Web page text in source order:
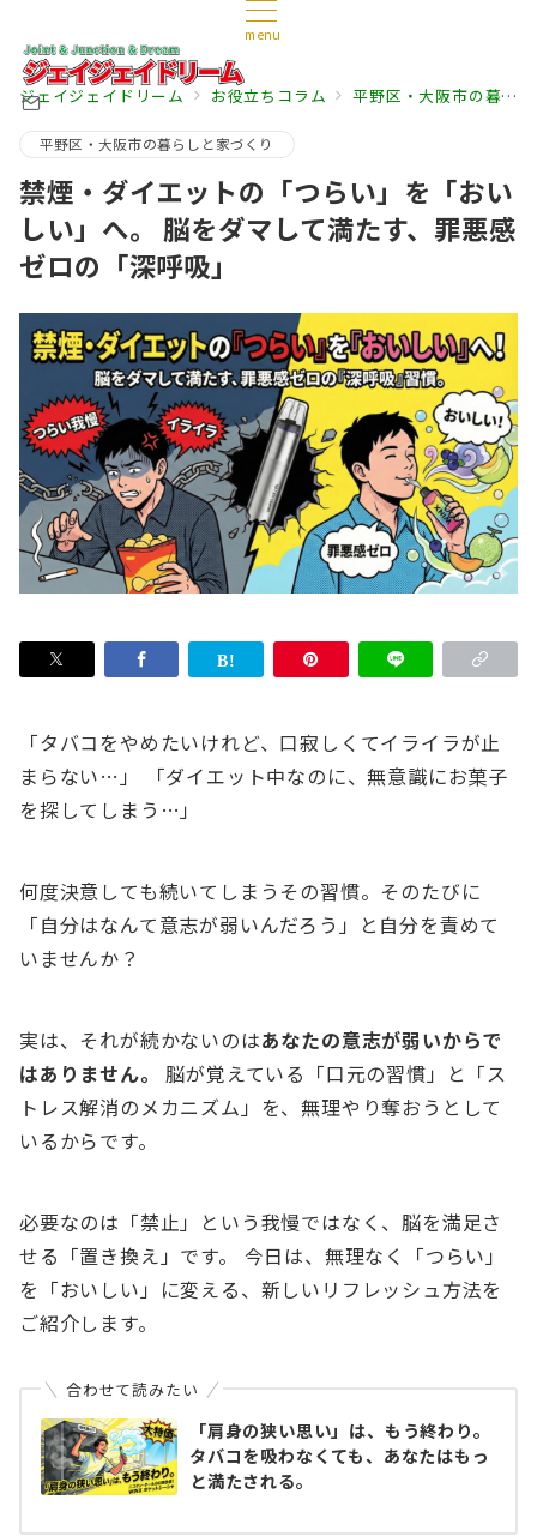
menu
ジェイジェイドリーム お役立ちコラム 平野区・大阪市の暮らしと家づくり
平野区・大阪市の暮らしと家づくり
禁煙・ダイエットの「つらい」を「おい
しい」へ。 脳をダマして満たす、罪悪感
ゼロの「深呼吸」
「タバコをやめたいけれど、口寂しくてイライラが止
まらない…」 「ダイエット中なのに、無意識にお菓子
を探してしまう…」
何度決意しても続いてしまうその習慣。そのたびに
「自分はなんて意志が弱いんだろう」と自分を責めて
いませんか？
実は、それが続かないのはあなたの意志が弱いからで
はありません。
脳が覚えている「口元の習慣」と「ス
トレス解消のメカニズム」を、無理やり奪おうとして
いるからです。
必要なのは「禁止」という我慢ではなく、脳を満足さ
せる「置き換え」です。 今日は、無理なく「つらい」
を「おいしい」に変える、新しいリフレッシュ方法を
ご紹介します。
合わせて読みたい
「肩身の狭い思い」は、もう終わり。
タバコを吸わなくても、あなたはもっ
と満たされる。